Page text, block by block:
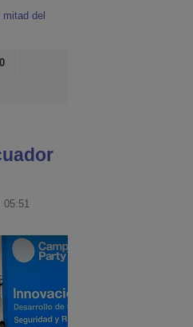
mitad del
0
05:51